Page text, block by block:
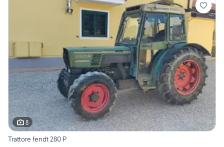
8
Trattore fendt 280 P